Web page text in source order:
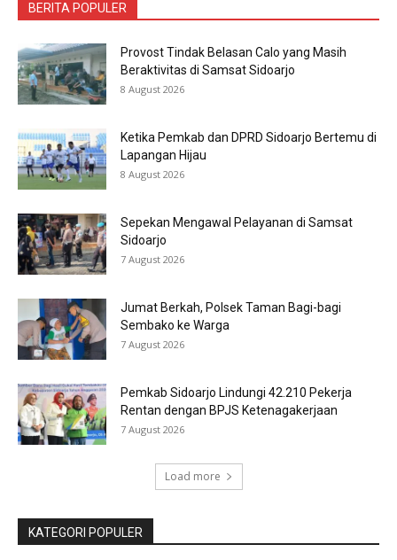
BERITA POPULER
Provost Tindak Belasan Calo yang Masih
Beraktivitas di Samsat Sidoarjo
8 August 2026
Ketika Pemkab dan DPRD Sidoarjo Bertemu di
Lapangan Hijau
8 August 2026
Sepekan Mengawal Pelayanan di Samsat
Sidoarjo
7 August 2026
Jumat Berkah, Polsek Taman Bagi-bagi
Sembako ke Warga
7 August 2026
Pemkab Sidoarjo Lindungi 42.210 Pekerja
Rentan dengan BPJS Ketenagakerjaan
7 August 2026
Load more
KATEGORI POPULER